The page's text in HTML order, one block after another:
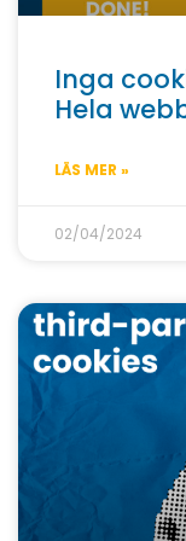
Inga
Hela
LÄS MER »
02/04/2024